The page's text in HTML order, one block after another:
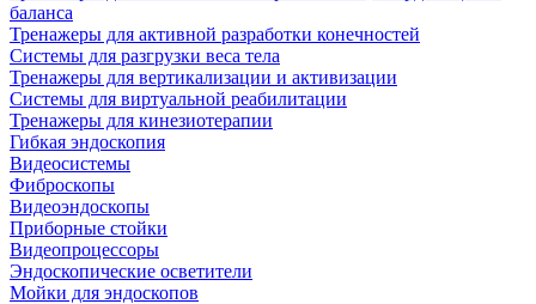
баланса
Тренажеры для активной разработки конечностей
Системы для разгрузки веса тела
Тренажеры для вертикализации и активизации
Системы для виртуальной реабилитации
Тренажеры для кинезиотерапии
Гибкая эндоскопия
Видеосистемы
Фиброскопы
Видеоэндоскопы
Приборные стойки
Видеопроцессоры
Эндоскопические осветители
Мойки для эндоскопов